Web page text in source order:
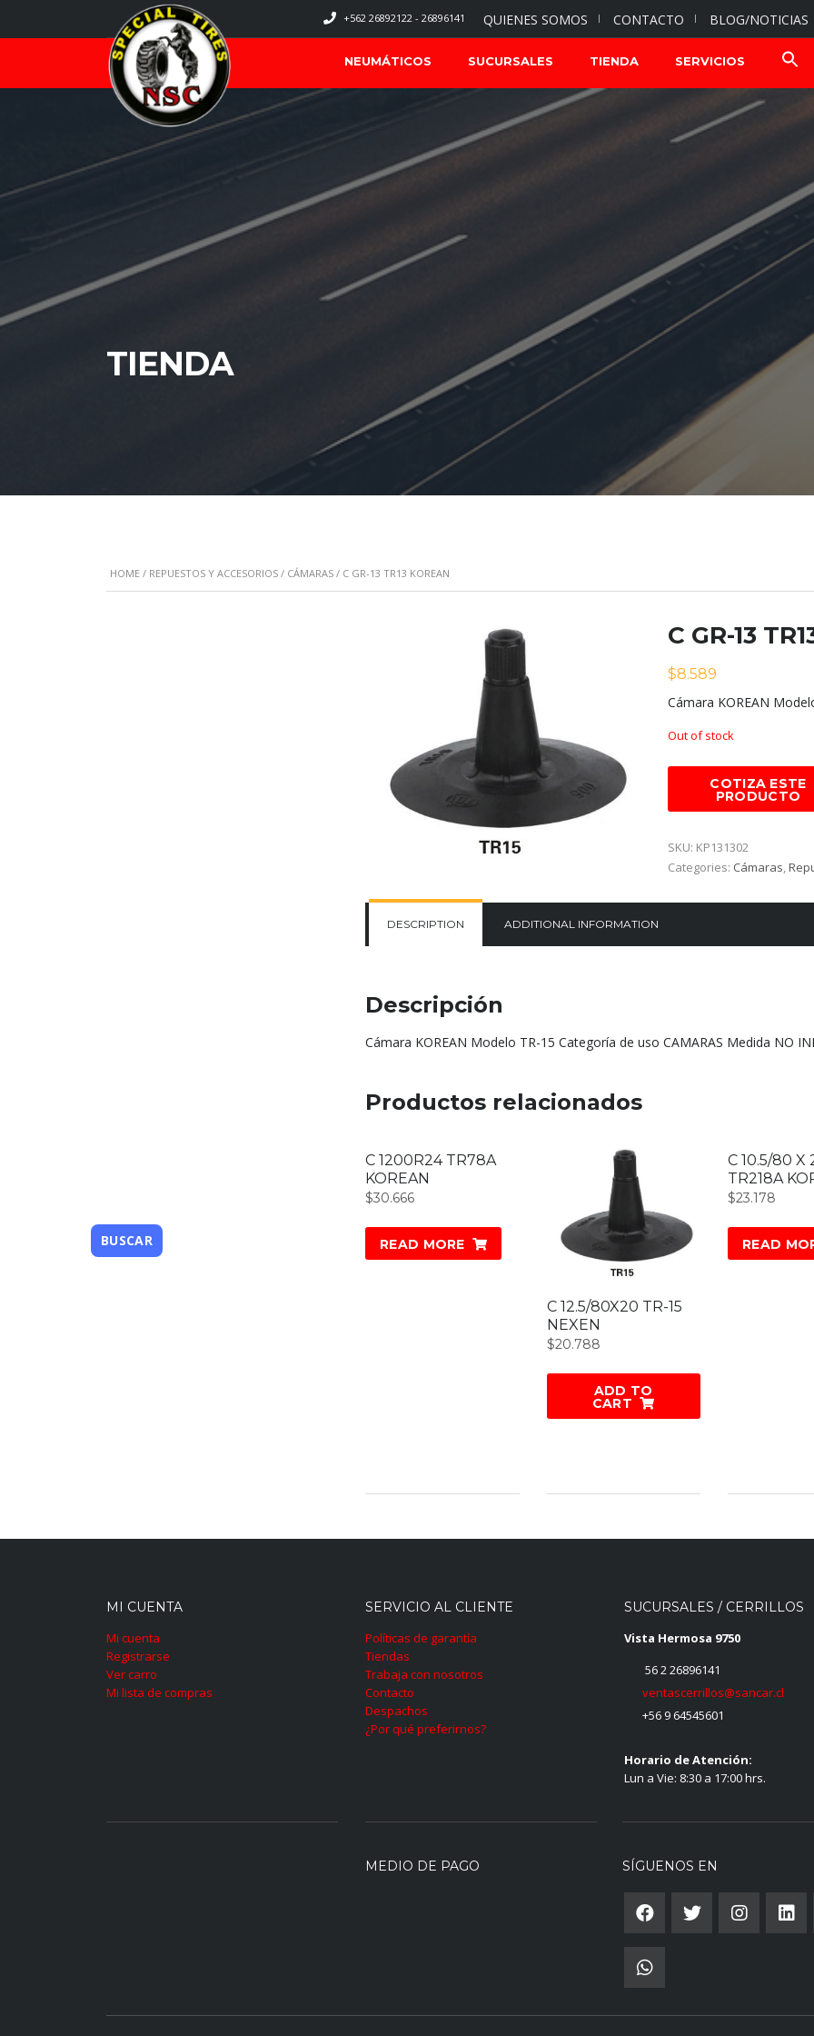
QUIENES SOMOS CONTACTO BLOG/NOTICIAS
+562 26892122 - 26896141
NEUMÁTICOS SUCURSALES TIENDA SERVICIOS
TIENDA
HOME / REPUESTOS Y ACCESORIOS / CÁMARAS / C GR-13 TR13 KOREAN
C GR-13
$8.589
Cámara KOREAN
Out of stock
SKU: KP131302
Categories: Cámaras,
DESCRIPTION ADDITIONAL INFORMATION
Descripción
Cámara KOREAN Modelo TR-15 Categoría de uso CAMARAS Medida NO
Productos relacionados
C 1200R24 TR78A
KOREAN
$30.666
READ MORE
C 12.5/80X20 TR-15
NEXEN
$20.788
ADD TO
CART
C 10.5/80 X
TR218A
$23.178
READ
MI CUENTA
Mi cuenta
Registrarse
Ver carro
Mi lista de compras
SERVICIO AL CLIENTE
Políticas de garantía
Tiendas
Trabaja con nosotros
Contacto
Despachos
¿Por qué preferirnos?
SUCURSALES / CERRILLOS
Vista Hermosa 9750
56 2 26896141
ventascerrillos@sancar.cl
+56 9 64545601
Horario de Atención:
Lun a Vie: 8:30 a 17:00 hrs.
MEDIO DE PAGO SÍGUENOS EN